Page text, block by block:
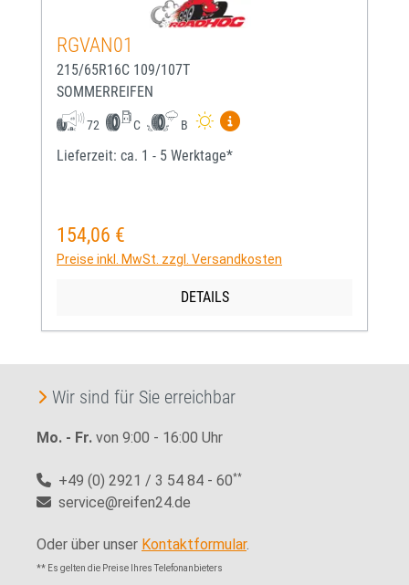
RGVAN01
215/65R16C 109/107T
SOMMERREIFEN
72 C B
Mehr Informationen zum
Lieferzeit: ca. 1 - 5 Werktage*
Regulärer Preis:
154,06 €
Preise inkl. MwSt. zzgl. Versandkosten
DETAILS
Wir sind für Sie erreichbar
Mo. - Fr. von 9:00 - 16:00 Uhr
+49 (0) 2921 / 3 54 84 - 60**
service@reifen24.de
Oder über unser Kontaktformular.
** Es gelten die Preise Ihres Telefonanbieters